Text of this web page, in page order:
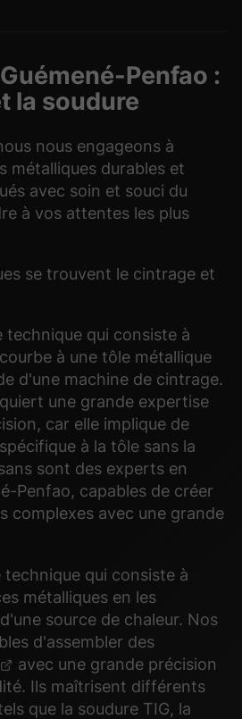
Penfao :
la soudure
nous engageons à
métalliques durables et
avec soin et souci du
à vos attentes les plus
se trouvent le cintrage et
technique qui consiste à
à une tôle métallique
d'une machine de cintrage.
une grande expertise
car elle implique de
à la tôle sans la
sont des experts en
Penfao, capables de créer
complexes avec une grande
technique qui consiste à
métalliques en les
source de chaleur. Nos
d'assembler des
avec une grande précision
Ils maîtrisent différents
que la soudure TIG, la